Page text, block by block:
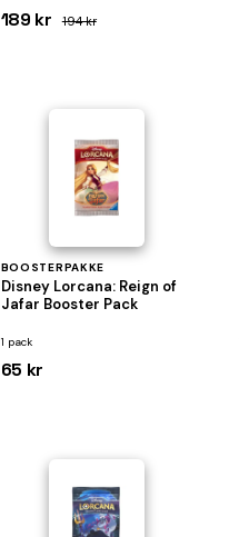
189 kr 194 kr
BOOSTERPAKKE
Disney Lorcana: Reign of
Jafar Booster Pack
1 pack
65 kr